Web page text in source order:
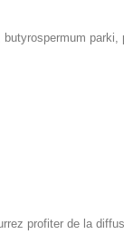
parki,
profiter de la